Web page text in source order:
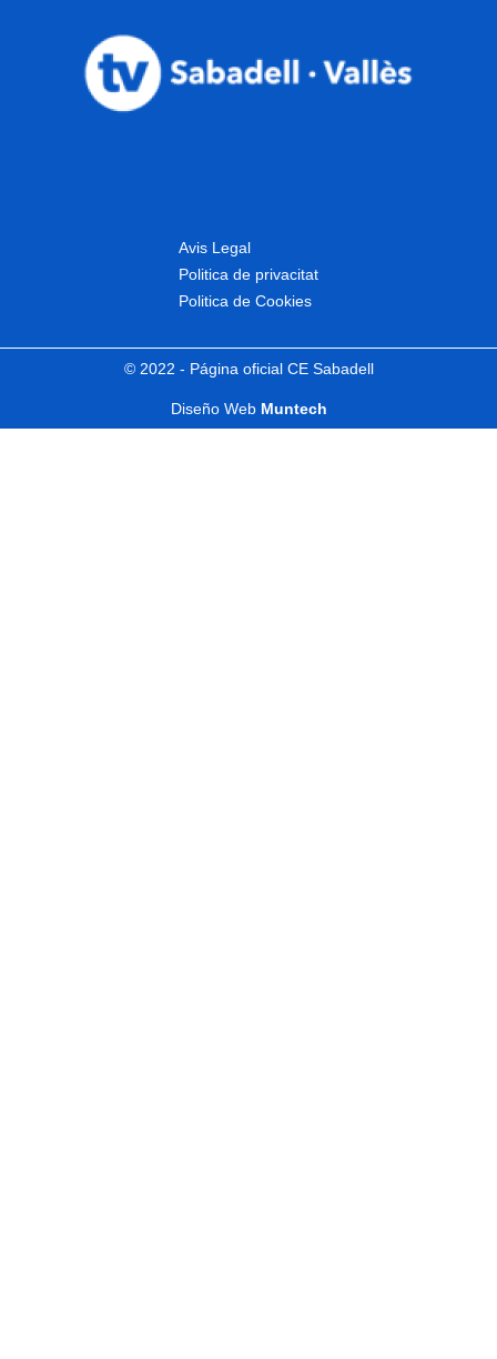
Avis Legal
Politica de privacitat
Politica de Cookies
© 2022 - Página oficial CE Sabadell
Diseño Web Muntech